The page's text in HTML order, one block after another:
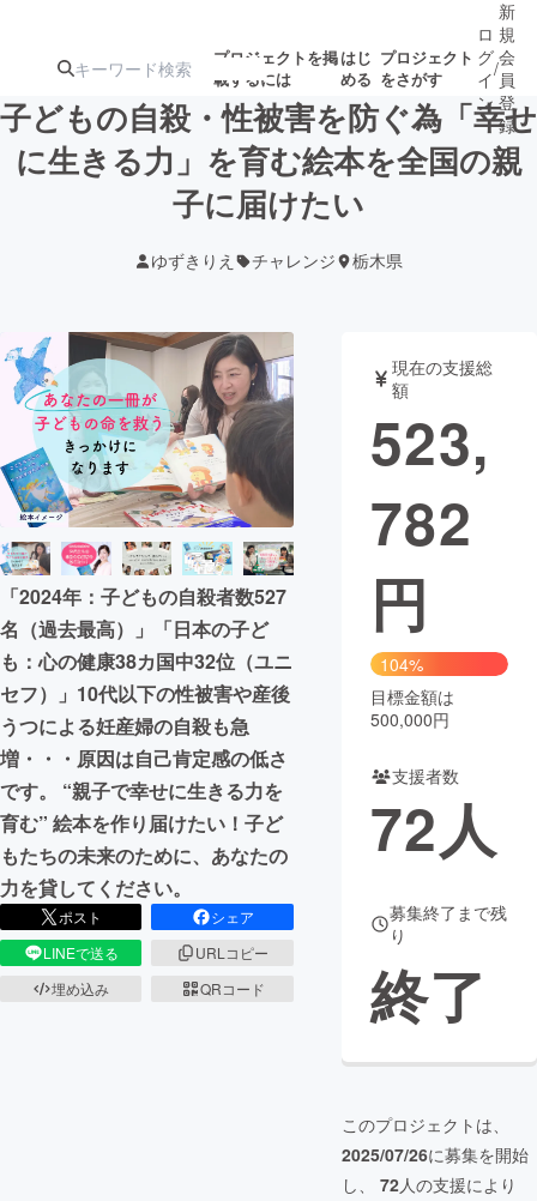
プロジェクトを掲
載するには
はじ
める
プロジェクト
をさがす
注目の新着プロ募集終了が近いプ
テクノロジー・ガジェット
映像・映画 書籍・雑誌
ビジネス・起業 チャレンジ
まちづくり・地域活性化
CAMPFIRE for Social Good
CAMPFIRE Creation
CAMPFIREふるさと納税machi-ya コミュニティ
ロ
グ
イ
ン
/
新
規
会
員
登
録
子どもの自殺・性被害を防ぐ為「幸せ
に生きる力」を育む絵本を全国の親
子に届けたい
ゆずきりえ チャレンジ 栃木県
「2024年：子どもの自殺者数527
名（過去最高）」「日本の子ど
も：心の健康38カ国中32位（ユニ
セフ）」10代以下の性被害や産後
うつによる妊産婦の自殺も急
増・・・原因は自己肯定感の低さ
です。 “親子で幸せに生きる力を
育む” 絵本を作り届けたい！子ど
もたちの未来のために、あなたの
力を貸してください。
ポスト
シェア
LINEで送る
URLコピー
埋め込み
QRコード
現在の支援総
額
523,
782
円
104%
目標金額は
500,000円
支援者数
72人
募集終了まで残
り
終了
このプロジェクトは、
2025/07/26に募集を開始
し、 72人の支援により